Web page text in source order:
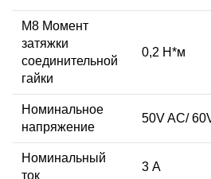
M8 Момент
затяжки
соединительной
гайки
0,2 Н*м
Номинальное
напряжение
50V AC/
Номинальный
ток
3 А